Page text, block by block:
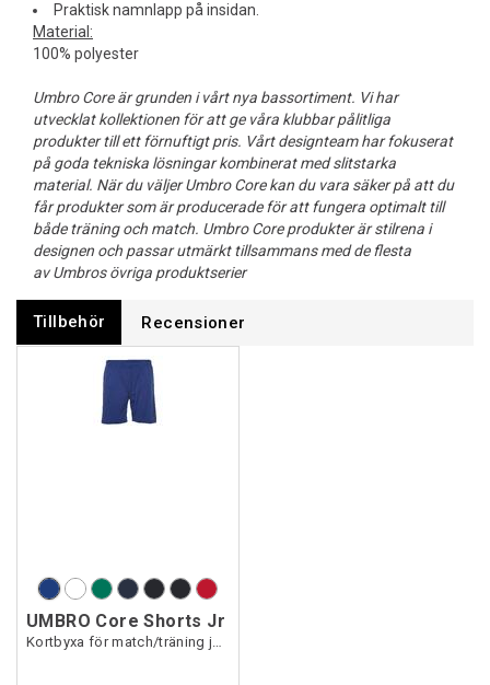
Praktisk namnlapp på insidan.
Material:
100% polyester
Umbro Core är grunden i vårt nya bassortiment. Vi har
utvecklat kollektionen för att ge våra klubbar pålitliga
produkter till ett förnuftigt pris. Vårt designteam har fokuserat
på goda tekniska lösningar kombinerat med slitstarka
material. När du väljer Umbro Core kan du vara säker på att du
får produkter som är producerade för att fungera optimalt till
både träning och match. Umbro Core produkter är stilrena i
designen och passar utmärkt tillsammans med de flesta
av Umbros övriga produktserier
Tillbehör Recensioner
UMBRO Core Shorts Jr
Kortbyxa för match/träning junior